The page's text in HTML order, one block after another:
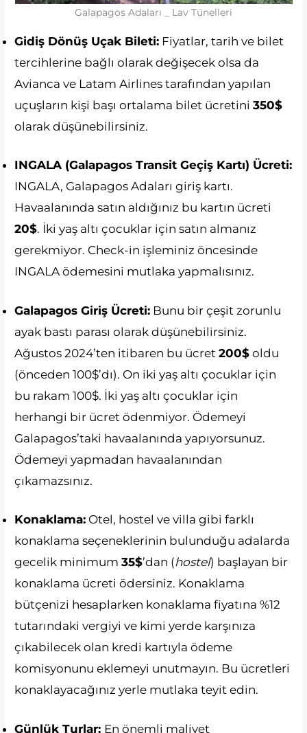
Galapagos Adaları _ Lav Tünelleri
Gidiş Dönüş Uçak Bileti: Fiyatlar, tarih ve bilet
tercihlerine bağlı olarak değişecek olsa da
Avianca ve Latam Airlines tarafından yapılan
uçuşların kişi başı ortalama bilet ücretini350$
olarak düşünebilirsiniz.
INGALA (Galapagos Transit Geçiş Kartı) Ücreti:
INGALA, Galapagos Adaları giriş kartı.
Havaalanında satın aldığınız bu kartın ücreti
20$. İki yaş altı çocuklar için satın almanız
gerekmiyor. Check-in işleminiz öncesinde
INGALA ödemesini mutlaka yapmalısınız.
Galapagos Giriş Ücreti: Bunu bir çeşit zorunlu
ayak bastı parası olarak düşünebilirsiniz.
Ağustos 2024’ten itibaren bu ücret200$ oldu
(önceden 100$’dı). On iki yaş altı çocuklar için
bu rakam 100$. İki yaş altı çocuklar için
herhangi bir ücret ödenmiyor. Ödemeyi
Galapagos’taki havaalanında yapıyorsunuz.
Ödemeyi yapmadan havaalanından
çıkamazsınız.
Konaklama: Otel, hostel ve villa gibi farklı
konaklama seçeneklerinin bulunduğu adalarda
gecelik minimum35$’dan (hostel) başlayan bir
konaklama ücreti ödersiniz. Konaklama
bütçenizi hesaplarken konaklama fiyatına %12
tutarındaki vergiyi ve kimi yerde karşınıza
çıkabilecek olan kredi kartıyla ödeme
komisyonunu eklemeyi unutmayın. Bu ücretleri
konaklayacağınız yerle mutlaka teyit edin.
Günlük Turlar: En önemli maliyet